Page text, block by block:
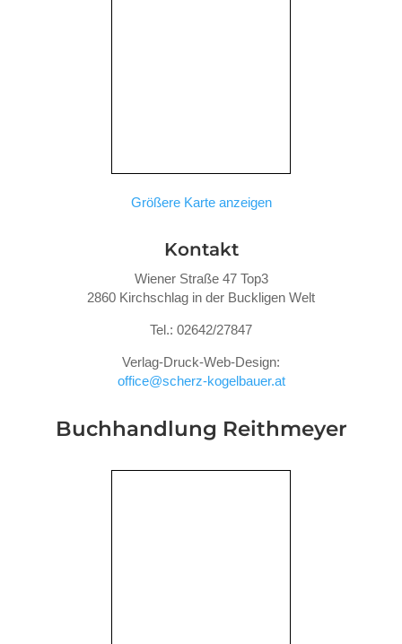
Größere Karte anzeigen
Kontakt
Wiener Straße 47 Top3
2860 Kirchschlag in der Buckligen Welt
Tel.: 02642/27847
Verlag-Druck-Web-Design:
office@scherz-kogelbauer.at
Buchhandlung Reithmeyer